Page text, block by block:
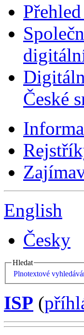
České
English
Česky
Hledat
Plnotextové
ISP (